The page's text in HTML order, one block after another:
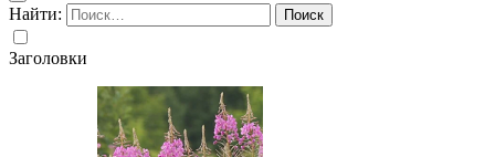
Найти:
Заголовки